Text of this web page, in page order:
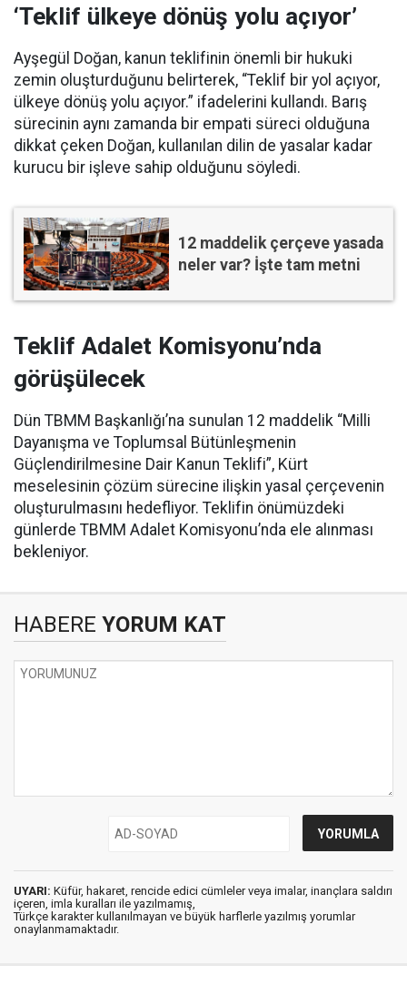
‘Teklif ülkeye dönüş yolu açıyor’
Ayşegül Doğan, kanun teklifinin önemli bir hukuki
zemin oluşturduğunu belirterek, “Teklif bir yol açıyor,
ülkeye dönüş yolu açıyor.” ifadelerini kullandı. Barış
sürecinin aynı zamanda bir empati süreci olduğuna
dikkat çeken Doğan, kullanılan dilin de yasalar kadar
kurucu bir işleve sahip olduğunu söyledi.
12 maddelik çerçeve yasada
neler var? İşte tam metni
Teklif Adalet Komisyonu’nda
görüşülecek
Dün TBMM Başkanlığı’na sunulan 12 maddelik “Milli
Dayanışma ve Toplumsal Bütünleşmenin
Güçlendirilmesine Dair Kanun Teklifi”, Kürt
meselesinin çözüm sürecine ilişkin yasal çerçevenin
oluşturulmasını hedefliyor. Teklifin önümüzdeki
günlerde TBMM Adalet Komisyonu’nda ele alınması
bekleniyor.
HABERE YORUM KAT
UYARI: Küfür, hakaret, rencide edici cümleler veya imalar, inançlara saldırı
içeren, imla kuralları ile yazılmamış,
Türkçe karakter kullanılmayan ve büyük harflerle yazılmış yorumlar
onaylanmamaktadır.